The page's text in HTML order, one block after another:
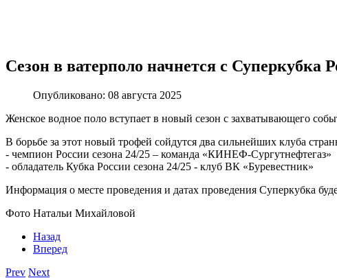
Сезон в ватерполо начнется с Суперкубка
Опубликовано: 08 августа 2025
Женское водное поло вступает в новый сезон с захватывающего
В борьбе за этот новый трофей сойдутся два сильнейших клуба
- чемпион России сезона 24/25 – команда «КИНЕФ-Сургутнефтегаз»
- обладатель Кубка России сезона 24/25 - клуб ВК «Буревестник»
Информация о месте проведения и датах проведения Суперкубка
Фото Натальи Михайловой
Назад
Вперед
Prev Next